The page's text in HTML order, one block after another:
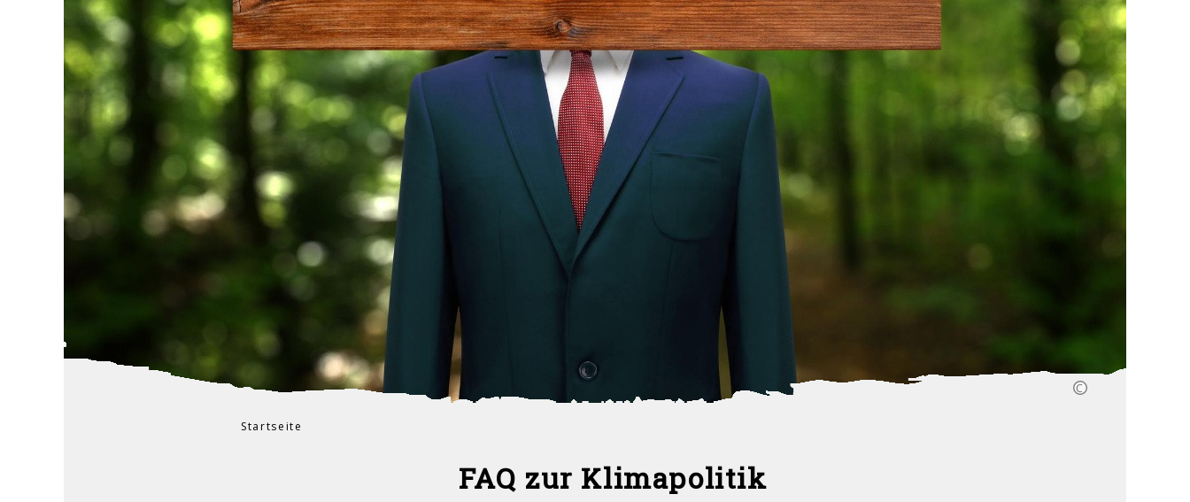
Startseite
FAQ zur Klimapolitik